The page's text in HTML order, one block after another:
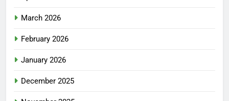
March 2026
February 2026
January 2026
December 2025